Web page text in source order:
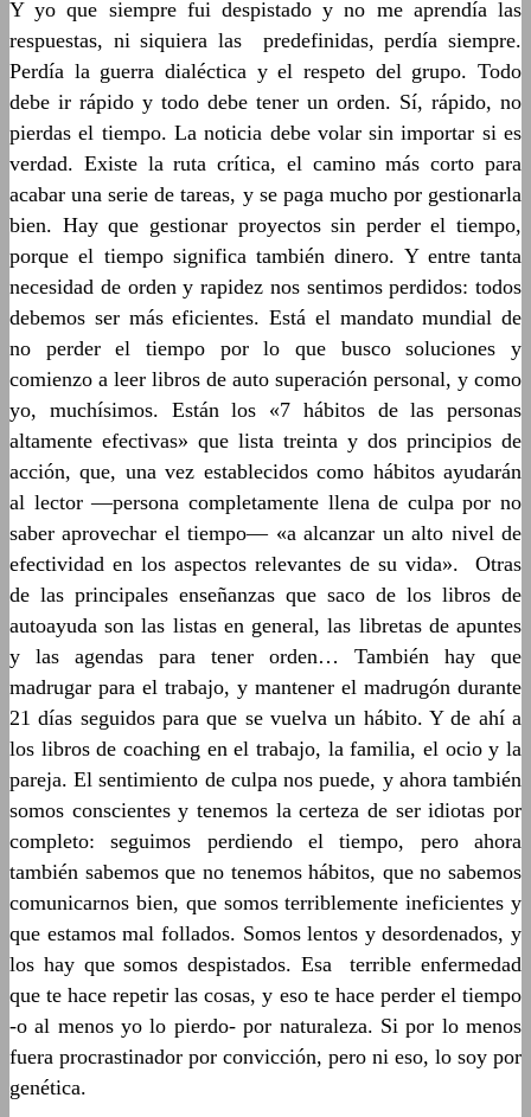
Y yo que siempre fui despistado y no me aprendía las
respuestas, ni siquiera las predefinidas, perdía siempre.
Perdía la guerra dialéctica y el respeto del grupo. Todo
debe ir rápido y todo debe tener un orden. Sí, rápido, no
pierdas el tiempo. La noticia debe volar sin importar si es
verdad. Existe la ruta crítica, el camino más corto para
acabar una serie de tareas, y se paga mucho por gestionarla
bien. Hay que gestionar proyectos sin perder el tiempo,
porque el tiempo significa también dinero. Y entre tanta
necesidad de orden y rapidez nos sentimos perdidos: todos
debemos ser más eficientes. Está el mandato mundial de
no perder el tiempo por lo que busco soluciones y
comienzo a leer libros de auto superación personal, y como
yo, muchísimos. Están los «7 hábitos de las personas
altamente efectivas» que lista treinta y dos principios de
acción, que, una vez establecidos como hábitos ayudarán
al lector ―persona completamente llena de culpa por no
saber aprovechar el tiempo― «a alcanzar un alto nivel de
efectividad en los aspectos relevantes de su vida». Otras
de las principales enseñanzas que saco de los libros de
autoayuda son las listas en general, las libretas de apuntes
y las agendas para tener orden… También hay que
madrugar para el trabajo, y mantener el madrugón durante
21 días seguidos para que se vuelva un hábito. Y de ahí a
los libros de coaching en el trabajo, la familia, el ocio y la
pareja. El sentimiento de culpa nos puede, y ahora también
somos conscientes y tenemos la certeza de ser idiotas por
completo: seguimos perdiendo el tiempo, pero ahora
también sabemos que no tenemos hábitos, que no sabemos
comunicarnos bien, que somos terriblemente ineficientes y
que estamos mal follados. Somos lentos y desordenados, y
los hay que somos despistados. Esa terrible enfermedad
que te hace repetir las cosas, y eso te hace perder el tiempo
-o al menos yo lo pierdo- por naturaleza. Si por lo menos
fuera procrastinador por convicción, pero ni eso, lo soy por
genética.